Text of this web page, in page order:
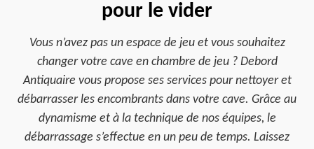
pour le vider
Vous n’avez pas un espace de jeu et vous souhaitez
changer votre cave en chambre de jeu ? Debord
Antiquaire vous propose ses services pour nettoyer et
débarrasser les encombrants dans votre cave. Grâce au
dynamisme et à la technique de nos équipes, le
débarrassage s’effectue en un peu de temps. Laissez